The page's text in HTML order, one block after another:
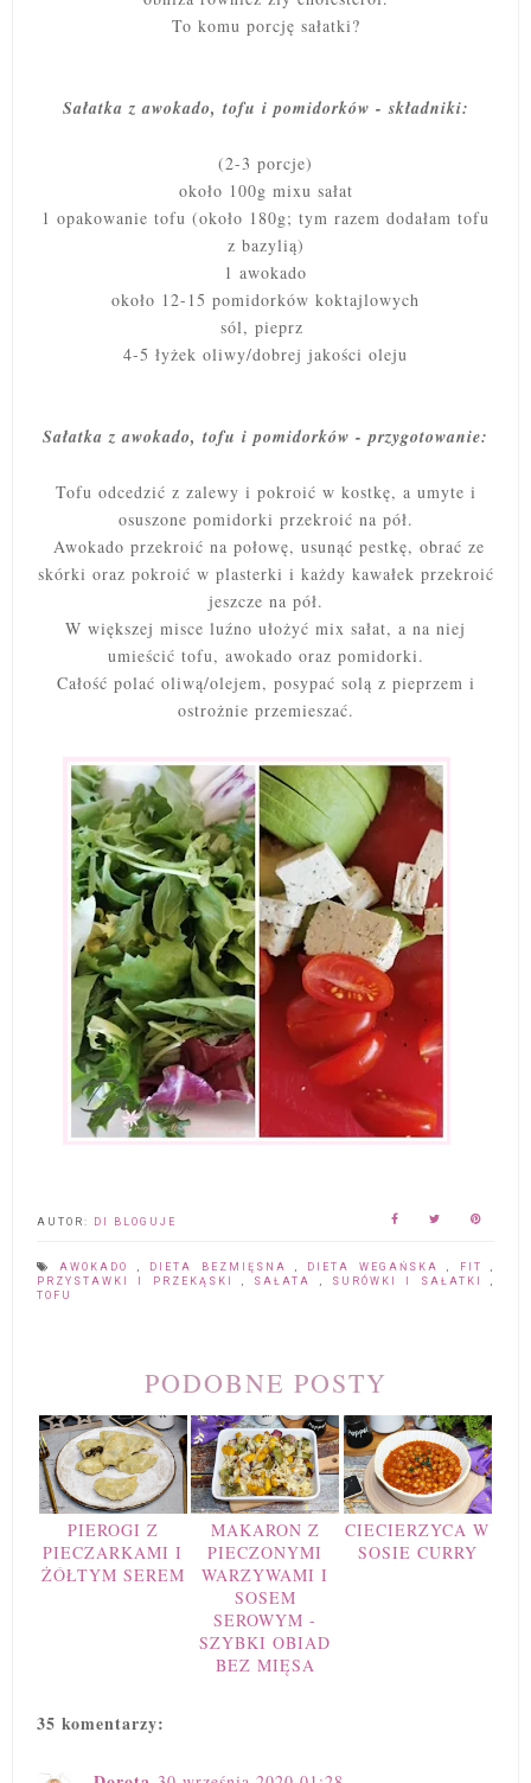
To komu porcję sałatki?
Sałatka z awokado, tofu i pomidorków - składniki:
(2-3 porcje)
około 100g mixu sałat
1 opakowanie tofu (około 180g; tym razem dodałam tofu
z bazylią)
1 awokado
około 12-15 pomidorków koktajlowych
sól, pieprz
4-5 łyżek oliwy/dobrej jakości oleju
Sałatka z awokado, tofu i pomidorków - przygotowanie:
Tofu odcedzić z zalewy i pokroić w kostkę, a umyte i
osuszone pomidorki przekroić na pół.
Awokado przekroić na połowę, usunąć pestkę, obrać ze
skórki oraz pokroić w plasterki i każdy kawałek przekroić
jeszcze na pół.
W większej misce luźno ułożyć mix sałat, a na niej
umieścić tofu, awokado oraz pomidorki.
Całość polać oliwą/olejem, posypać solą z pieprzem i
ostrożnie przemieszać.
AUTOR: DI BLOGUJE
AWOKADO , DIETA BEZMIĘSNA, DIETA WEGAŃSKA, FIT,
PRZYSTAWKI I PRZEKĄSKI , SAŁATA , SURÓWKI I SAŁATKI,
TOFU
PODOBNE POSTY
PIEROGI Z
PIECZARKAMI I
ŻÓŁTYM SEREM
MAKARON Z
PIECZONYMI
WARZYWAMI I
SOSEM
SEROWYM -
SZYBKI OBIAD
BEZ MIĘSA
CIECIERZYCA W
SOSIE CURRY
35 komentarzy: